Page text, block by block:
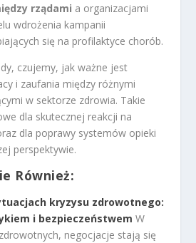
rządami a organizacjami
wdrożenia kampanii
się na profilaktyce chorób.
czujemy, jak ważne jest
i zaufania między różnymi
w sektorze zdrowia. Takie
dla skutecznej reakcji na
dla poprawy systemów opieki
perspektywie.
Również:
kryzysu zdrowotnego:
i bezpieczeństwem W
negocjacje stają się